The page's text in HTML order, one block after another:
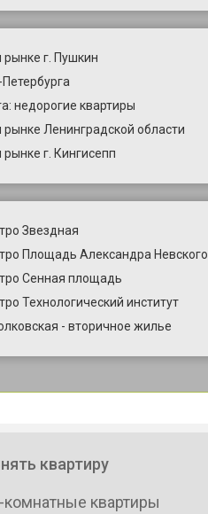
г. Пушкин
недорогие квартиры
Ленинградской области
г. Кингисепп
Звездная
Площадь Александра Невского
Сенная площадь
Технологический институт
- вторичное жилье
квартиру
комнатные квартиры